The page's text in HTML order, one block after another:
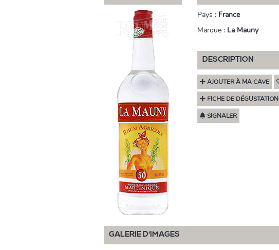
Pays : France
Marque : La Mauny
DESCRIPTION
AJOUTER À MA CAVE
FICHE DE DÉGUSTATION
SIGNALER
GALERIE D'IMAGES